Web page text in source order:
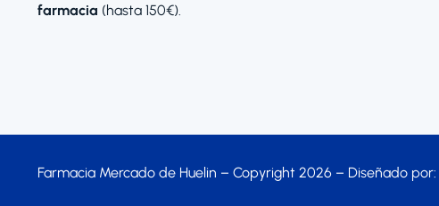
farmacia (hasta 150€).
Farmacia Mercado de Huelin – Copyright 2026 – Diseñado por: